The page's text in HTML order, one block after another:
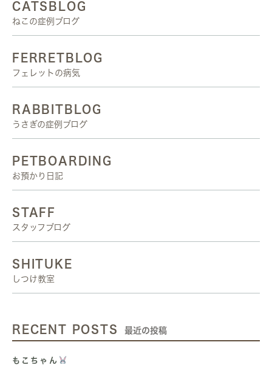
CATSBLOG
ねこの症例ブログ
FERRETBLOG
フェレットの病気
RABBITBLOG
うさぎの症例ブログ
PETBOARDING
お預かり日記
STAFF
スタッフブログ
SHITUKE
しつけ教室
RECENT POSTS 最近の投稿
もこちゃん